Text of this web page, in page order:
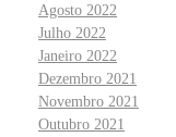
Agosto 2022
Julho 2022
Janeiro 2022
Dezembro 2021
Novembro 2021
Outubro 2021